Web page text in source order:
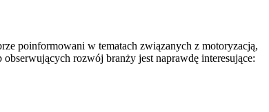
poinformowani w tematach związanych z motoryzacją,
rozwój branży jest naprawdę interesujące: